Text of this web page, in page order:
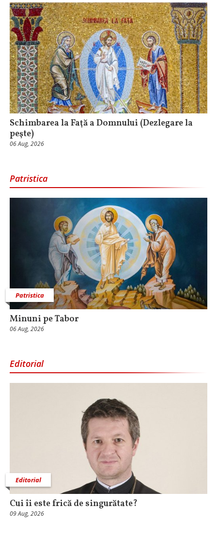
Schimbarea la Faţă a Domnului (Dezlegare la
peşte)
06 Aug, 2026
Patristica
Patristica
Minuni pe Tabor
06 Aug, 2026
Editorial
Editorial
Cui îi este frică de singurătate?
09 Aug, 2026